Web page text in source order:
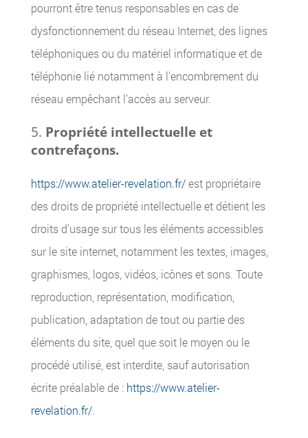
pourront être tenus responsables en cas de
dysfonctionnement du réseau Internet, des lignes
téléphoniques ou du matériel informatique et de
téléphonie lié notamment à l’encombrement du
réseau empêchant l’accès au serveur.
Propriété intellectuelle et
contrefaçons.
https://www.atelier-revelation.fr/est propriétaire
des droits de propriété intellectuelle et détient les
droits d’usage sur tous les éléments accessibles
sur le site internet, notamment les textes, images,
graphismes, logos, vidéos, icônes et sons. Toute
reproduction, représentation, modification,
publication, adaptation de tout ou partie des
éléments du site, quel que soit le moyen ou le
procédé utilisé, est interdite, sauf autorisation
écrite préalable de : https://www.atelier-
revelation.fr/.